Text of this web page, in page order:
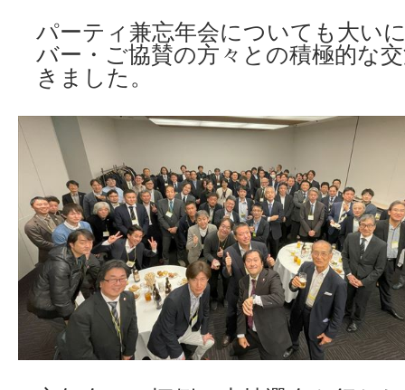
パーティ兼忘年会についても大い
バー・ご協賛の方々との積極的な
きました。